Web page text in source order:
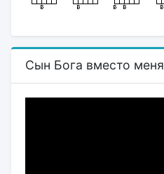
Сын Бога вместо меня